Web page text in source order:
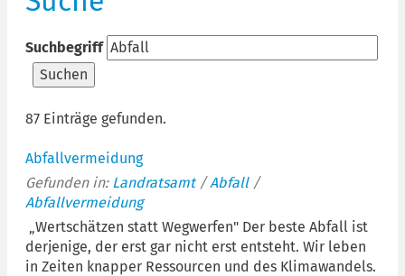
Suchbegriff
Suchen
87 Einträge gefunden.
Abfallvermeidung
Gefunden in: Landratsamt/Abfall/
Abfallvermeidung
„Wertschätzen statt Wegwerfen" Der beste Abfall ist
derjenige, der erst gar nicht erst entsteht. Wir leben
in Zeiten knapper Ressourcen und des Klimawandels.